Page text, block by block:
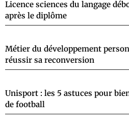
Licence sciences du langage
après le diplôme
Métier du développement
réussir sa reconversion
Unisport : les 5 astuces pour
de football